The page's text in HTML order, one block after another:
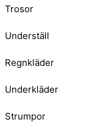
Trosor
Underställ
Regnkläder
Underkläder
Strumpor